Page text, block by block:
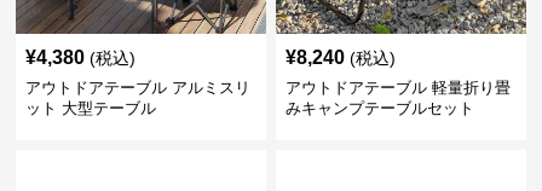
¥4,380 (税込)
アウトドアテーブル アルミスリ
ット 大型テーブル
¥8,240 (税込)
アウトドアテーブル 軽量折り畳
みキャンプテーブルセット